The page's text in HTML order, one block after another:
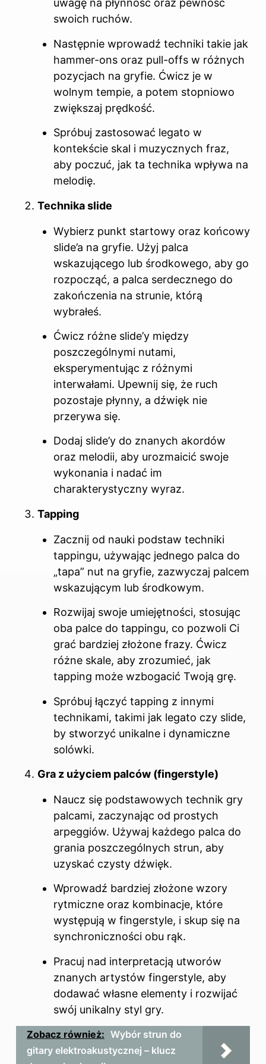
uwagę na płynność oraz pewność
swoich ruchów.
Następnie wprowadź techniki takie jak
hammer-ons oraz pull-offs w różnych
pozycjach na gryfie. Ćwicz je w
wolnym tempie, a potem stopniowo
zwiększaj prędkość.
Spróbuj zastosować legato w
kontekście skal i muzycznych fraz,
aby poczuć, jak ta technika wpływa na
melodię.
Technika slide
Wybierz punkt startowy oraz końcowy
slide’a na gryfie. Użyj palca
wskazującego lub środkowego, aby go
rozpocząć, a palca serdecznego do
zakończenia na strunie, którą
wybrałeś.
Ćwicz różne slide’y między
poszczególnymi nutami,
eksperymentując z różnymi
interwałami. Upewnij się, że ruch
pozostaje płynny, a dźwięk nie
przerywa się.
Dodaj slide’y do znanych akordów
oraz melodii, aby urozmaicić swoje
wykonania i nadać im
charakterystyczny wyraz.
Tapping
Zacznij od nauki podstaw techniki
tappingu, używając jednego palca do
„tapa” nut na gryfie, zazwyczaj palcem
wskazującym lub środkowym.
Rozwijaj swoje umiejętności, stosując
oba palce do tappingu, co pozwoli Ci
grać bardziej złożone frazy. Ćwicz
różne skale, aby zrozumieć, jak
tapping może wzbogacić Twoją grę.
Spróbuj łączyć tapping z innymi
technikami, takimi jak legato czy slide,
by stworzyć unikalne i dynamiczne
solówki.
Gra z użyciem palców (fingerstyle)
Naucz się podstawowych technik gry
palcami, zaczynając od prostych
arpeggiów. Używaj każdego palca do
grania poszczególnych strun, aby
uzyskać czysty dźwięk.
Wprowadź bardziej złożone wzory
rytmiczne oraz kombinacje, które
występują w fingerstyle, i skup się na
synchroniczności obu rąk.
Pracuj nad interpretacją utworów
znanych artystów fingerstyle, aby
dodawać własne elementy i rozwijać
swój unikalny styl gry.
Zobacz również: Wybór strun do
gitary elektroakustycznej – klucz